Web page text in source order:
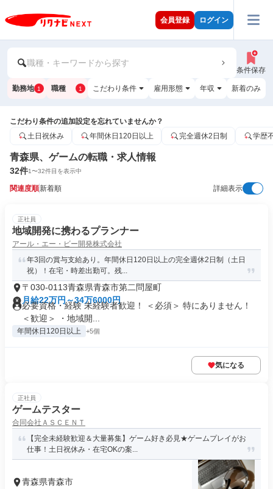
会員登録 ログイン
職種・キーワードから探す
条件保存
勤務地 1 職種 1 こだわり条件 雇用形態 年収 新着のみ
こだわり条件の追加設定を忘れていませんか？
土日祝休み
年間休日120日以上 完全週休2日制 学歴
青森県、ゲームの転職・求人情報
32件1〜32件目を表示中
関連度順新着順 詳細表示
正社員
地域開発に携わるプランナー
アール・エー・ビー開発株式会社
年3回の賞与支給あり。年間休日120日以上の完全週休2日制（土日
祝）！在宅・時差出勤可。残...
〒030-0113青森県青森市第二問屋町
月給22万円～34万6000円
必要資格・経験 未経験者歓迎！ ＜必須＞ 特にありません！
＜歓迎＞ ・地域開...
年間休日120日以上 +5個
気になる
正社員
ゲームテスター
合同会社ＡＳＣＥＮＴ
【完全未経験歓迎＆大量募集】ゲーム好き必見★ゲームプレイがお
仕事！土日祝休み・在宅OKの案...
青森県青森市